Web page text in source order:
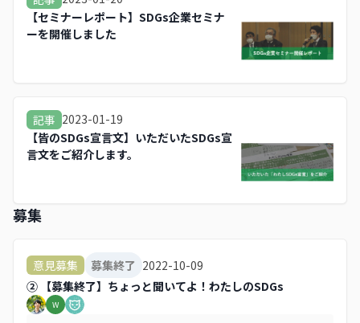
【セミナーレポート】SDGs企業セミナ
ーを開催しました
記事 2023-01-19
【皆のSDGs宣言文】いただいたSDGs宣
言文をご紹介します。
募集
意見募集 募集終了 2022-10-09
② 【募集終了】ちょっと聞いてよ！わたしのSDGs
W